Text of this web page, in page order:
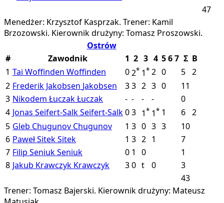
47
Menedżer: Krzysztof Kasprzak. Trener: Kamil
Brzozowski. Kierownik drużyny: Tomasz Proszowski.
Ostrów
#
Zawodnik 1 2 3 4 567 Σ B
1 Tai Woffinden Woffinden 02* 1* 2 0 5 2
2 Frederik Jakobsen Jakobsen 33 2 3 0
11
3 Nikodem ŁuczakŁuczak - - - -
0
4 Jonas Seifert-SalkSeifert-Salk03 1* 1* 1 6 2
5 Gleb Chugunov Chugunov 1 3 0 3 3
10
6 Paweł SitekSitek 1 3 2 1
7
7 Filip SeniukSeniuk 0 1 0
1
8 Jakub Krawczyk Krawczyk 30 t 0
3
43
Trener: Tomasz Bajerski. Kierownik drużyny: Mateusz